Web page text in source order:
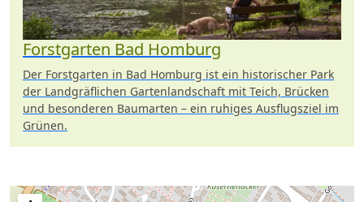
Forstgarten Bad Homburg
Der Forstgarten in Bad Homburg ist ein historischer Park
der Landgräflichen Gartenlandschaft mit Teich, Brücken
und besonderen Baumarten – ein ruhiges Ausflugsziel im
Grünen.